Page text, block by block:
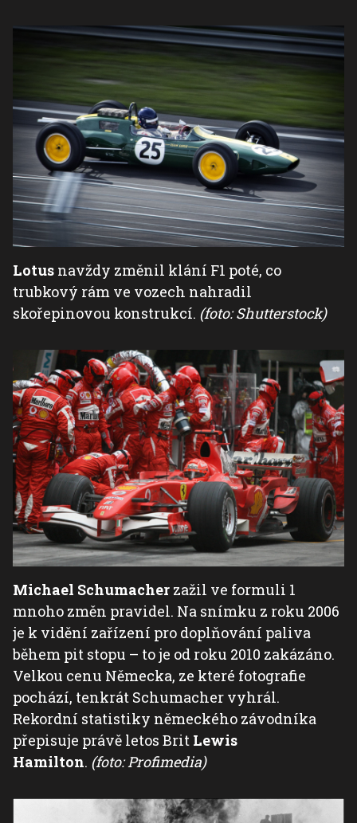
Lotus navždy změnil klání F1 poté, co
trubkový rám ve vozech nahradil
skořepinovou konstrukcí. (foto: Shutterstock)
Michael Schumacher zažil ve formuli 1
mnoho změn pravidel. Na snímku z roku 2006
je k vidění zařízení pro doplňování paliva
během pit stopu – to je od roku 2010 zakázáno.
Velkou cenu Německa, ze které fotografie
pochází, tenkrát Schumacher vyhrál.
Rekordní statistiky německého závodníka
přepisuje právě letos Brit Lewis
Hamilton. (foto: Profimedia)